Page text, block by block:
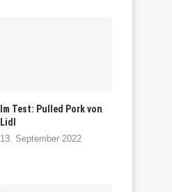
Im Test: Pulled Pork von
Lidl
13. September 2022